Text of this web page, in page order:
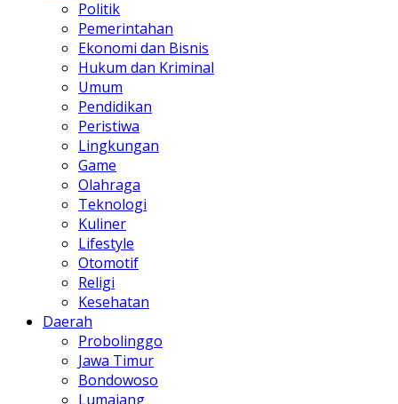
Politik
Pemerintahan
Ekonomi dan Bisnis
Hukum dan Kriminal
Umum
Pendidikan
Peristiwa
Lingkungan
Game
Olahraga
Teknologi
Kuliner
Lifestyle
Otomotif
Religi
Kesehatan
Daerah
Probolinggo
Jawa Timur
Bondowoso
Lumajang